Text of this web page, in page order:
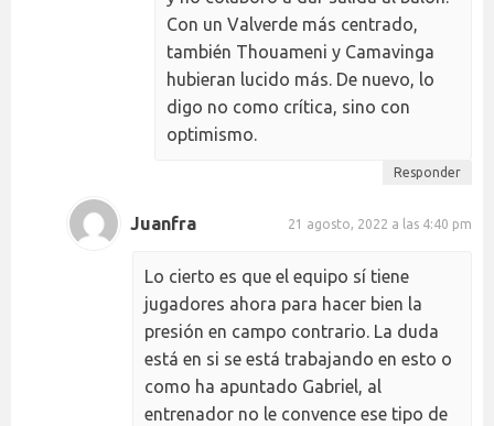
Con un Valverde más centrado,
también Thouameni y Camavinga
hubieran lucido más. De nuevo, lo
digo no como crítica, sino con
optimismo.
Responder
Juanfra 21 agosto, 2022 a las 4:40 pm
Lo cierto es que el equipo sí tiene
jugadores ahora para hacer bien la
presión en campo contrario. La duda
está en si se está trabajando en esto o
como ha apuntado Gabriel, al
entrenador no le convence ese tipo de